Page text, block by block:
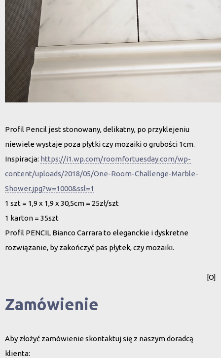
Profil Pencil jest stonowany, delikatny, po przyklejeniu
niewiele wystaje poza płytki czy mozaiki o grubości 1cm.
Inspiracja: https://i1.wp.com/roomfortuesday.com/wp-
content/uploads/2018/05/One-Room-Challenge-Marble-
Shower.jpg?w=1000&ssl=1
1 szt = 1,9 x 1,9 x 30,5cm = 25zł/szt
1 karton = 35szt
Profil PENCIL Bianco Carrara to eleganckie i dyskretne
rozwiązanie, by zakończyć pas płytek, czy mozaiki.
[O]
Zamówienie
Aby złożyć zamówienie skontaktuj się z naszym doradcą
klienta: